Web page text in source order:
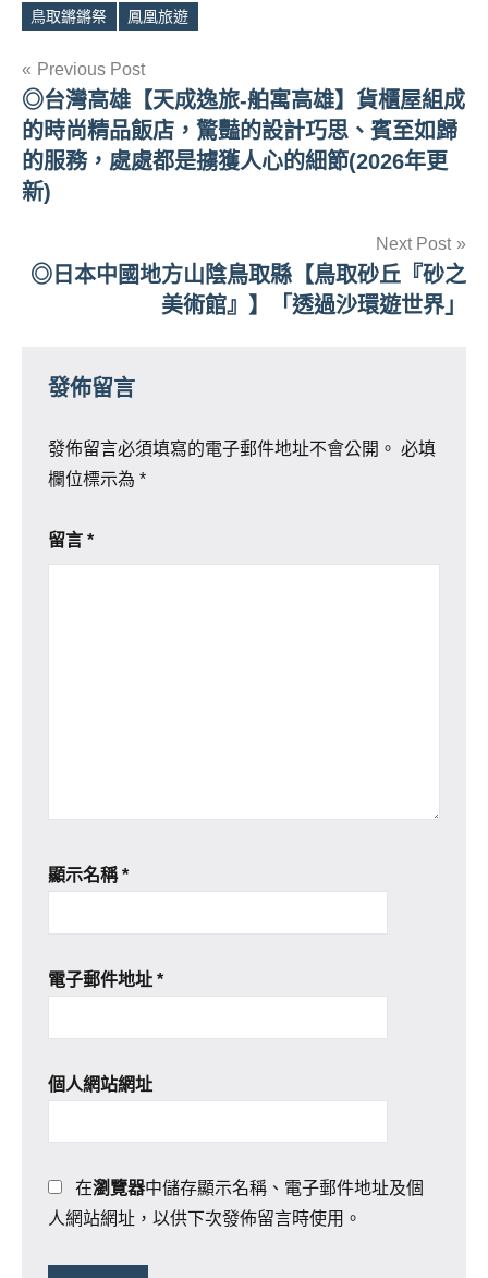
Tags
鳥取鏘鏘祭
鳳凰旅遊
文
章
導
覽
Previous Post
◎台灣高雄【天成逸旅-舶寓高雄】貨櫃屋組成
的時尚精品飯店，驚豔的設計巧思、賓至如歸
的服務，處處都是擄獲人心的細節(2026年更
新)
Next Post
◎日本中國地方山陰鳥取縣【鳥取砂丘『砂之
美術館』】「透過沙環遊世界」
發佈留言
發佈留言必須填寫的電子郵件地址不會公開。 必填
欄位標示為 *
留言 *
顯示名稱*
電子郵件地址 *
個人網站網址
在瀏覽器中儲存顯示名稱、電子郵件地址及個
人網站網址，以供下次發佈留言時使用。